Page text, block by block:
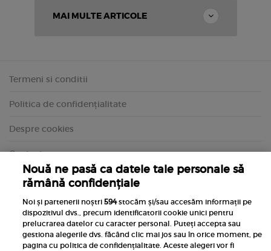
MAI MULTE ARTICOLE
Termeni si conditii
Politica de confidențialitate
Despre cookies
Contact
Nouă ne pasă ca datele tale personale să
rămână confidențiale
Noi și partenerii noștri594stocăm și/sau accesăm informații pe
dispozitivul dvs., precum identificatorii cookie unici pentru
prelucrarea datelor cu caracter personal. Puteți accepta sau
gestiona alegerile dvs. făcând clic mai jos sau în orice moment, pe
pagina cu politica de confidențialitate. Aceste alegeri vor fi